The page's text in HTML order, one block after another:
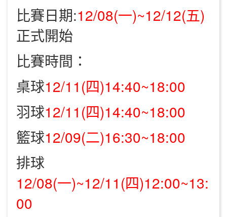
比賽日期:12/08(一)~12/12(五)
正式開始
比賽時間：
桌球12/11(四)14:40~18:00
羽球12/11(四)14:40~18:00
籃球12/09(二)16:30~18:00
排球
12/08(一)~12/11(四)12:00~13:
00